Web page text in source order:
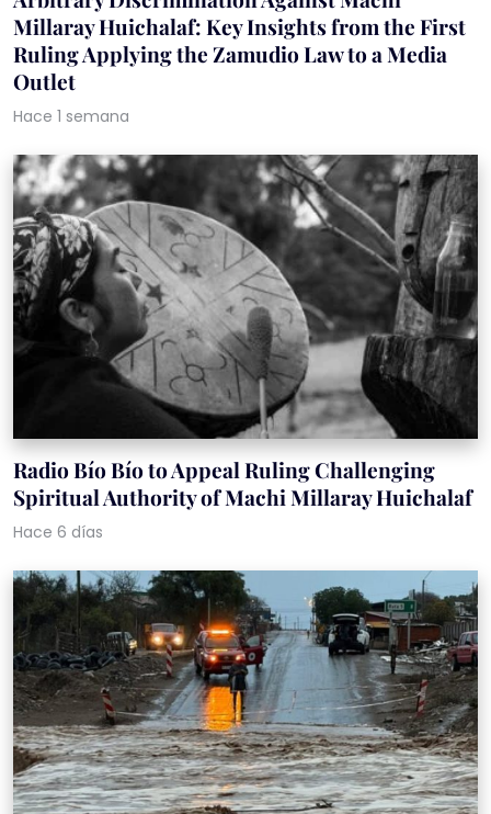
Millaray Huichalaf: Key Insights from the First
Ruling Applying the Zamudio Law to a Media
Outlet
Hace 1 semana
Radio Bío Bío to Appeal Ruling Challenging
Spiritual Authority of Machi Millaray Huichalaf
Hace 6 días